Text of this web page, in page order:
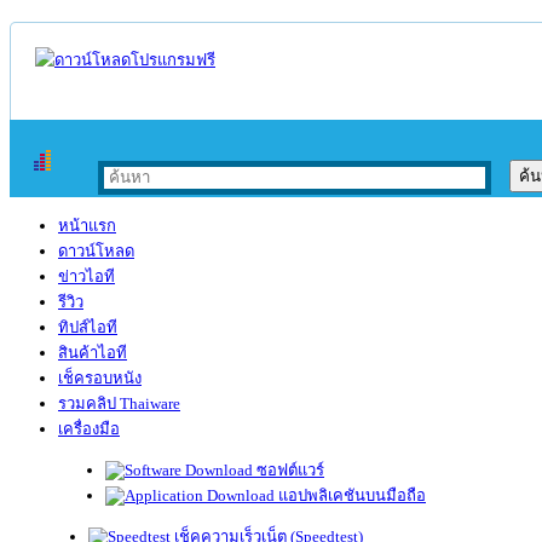
หน้าแรก
ดาวน์โหลด
ข่าวไอที
รีวิว
ทิปส์ไอที
สินค้าไอที
เช็ครอบหนัง
รวมคลิป Thaiware
เครื่องมือ
ซอฟต์แวร์
แอปพลิเคชันบนมือถือ
เช็คความเร็วเน็ต (Speedtest)